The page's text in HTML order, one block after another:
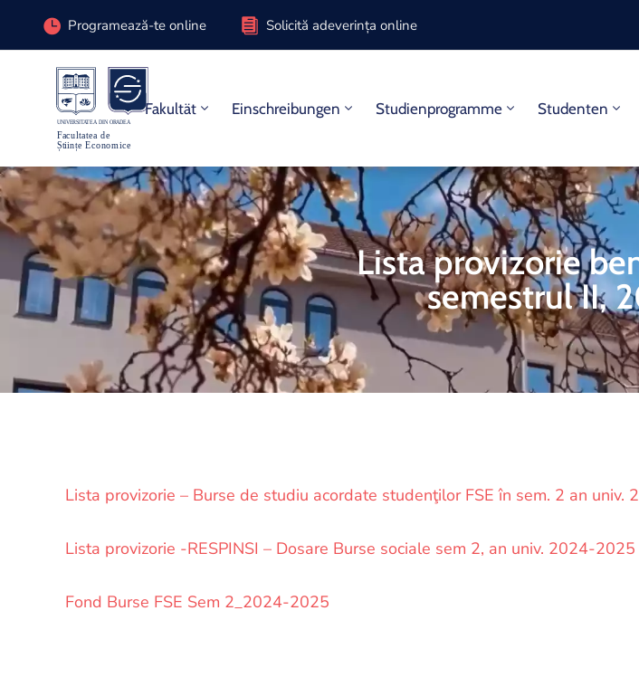
Programează-te online Solicită adeverința online
Fakultät Einschreibungen Studienprogramme Studenten
Lista provizorie
semestrul II,
Lista provizorie – Burse de studiu acordate studenţilor FSE în sem. 2 an univ.
Lista provizorie -RESPINSI – Dosare Burse sociale sem 2, an univ. 2024-2025
Fond Burse FSE Sem 2_2024-2025